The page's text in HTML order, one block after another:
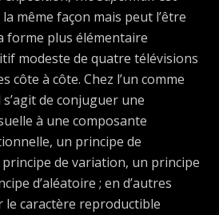
même façon mais peut l’être
forme plus élémentaire
modeste de quatre télévisions
côte à côte. Chez l’un comme
de conjuguer une
à une composante
un principe de
de variation, un principe
d’aléatoire ; en d’autres
le caractère reproductible